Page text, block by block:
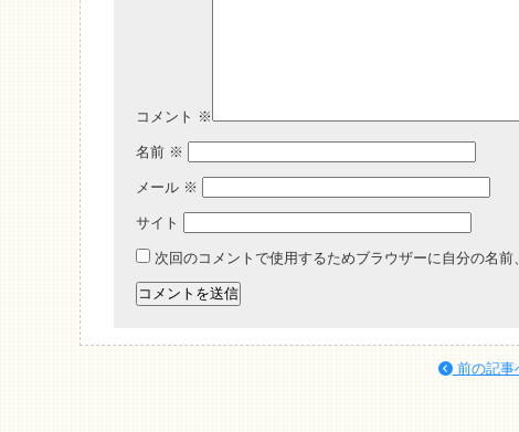
コメント ※
名前 ※
メール ※
サイト
次回のコメントで使用するためブラウザーに自分の名前
前の記事